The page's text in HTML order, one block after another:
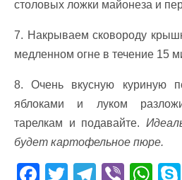
столовых ложки майонеза и
7. Накрываем сковороду
медленном огне в течение 15
8. Очень вкусную куриную
яблоками и луком
тарелкам и подавайте.
будет картофельное пюре.
F T T Vi W